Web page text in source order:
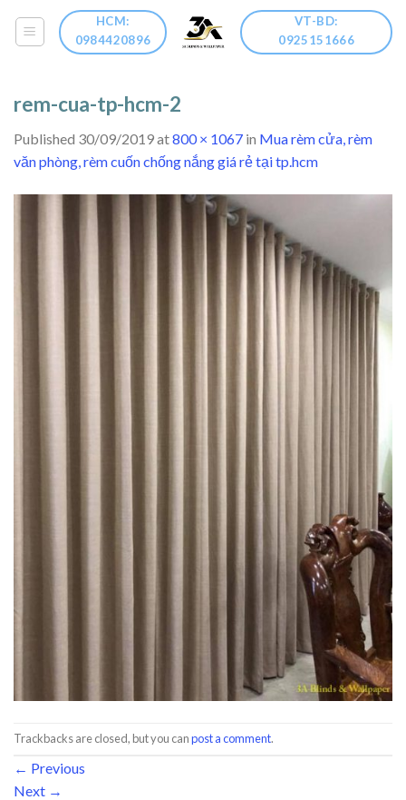
HCM:
0984420896
VT-BD:
0925151666
rem-cua-tp-hcm-2
Published 30/09/2019at800 × 1067 in Mua rèm cửa, rèm
văn phòng, rèm cuốn chống nắng giá rẻ tại tp.hcm
Trackbacks are closed, but you canpost a comment.
← Previous
Next →